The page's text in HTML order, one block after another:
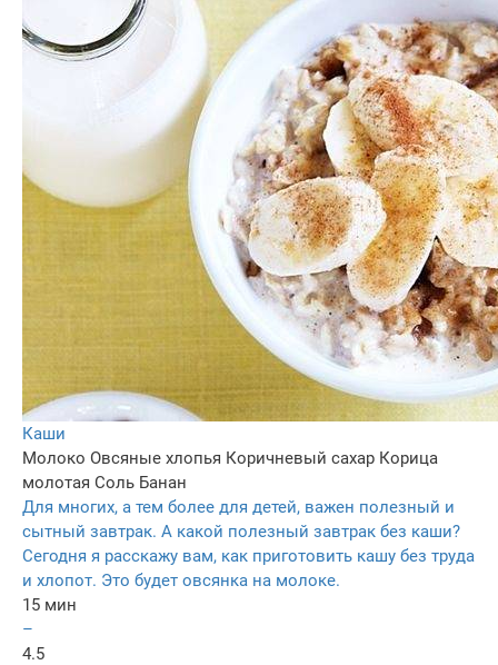
Каши
Молоко Овсяные хлопья Коричневый сахар Корица
молотая Соль Банан
Для многих, а тем более для детей, важен полезный и
сытный завтрак. А какой полезный завтрак без каши?
Сегодня я расскажу вам, как приготовить кашу без труда
и хлопот. Это будет овсянка на молоке.
15 мин
–
4.5